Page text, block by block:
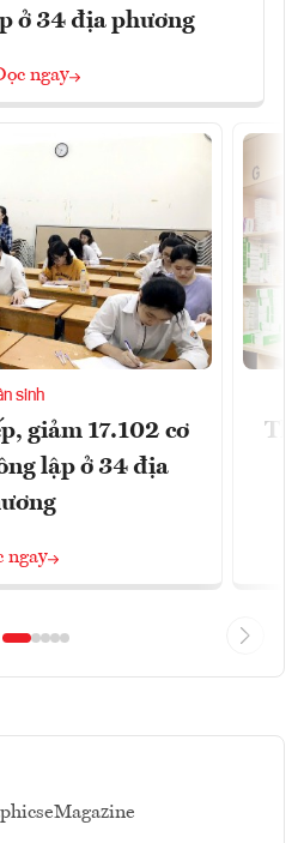
ở 34 địa phương
ngay
sinh
giảm 17.102 cơ
lập ở 34 địa
ngay
Thị
eMagazine